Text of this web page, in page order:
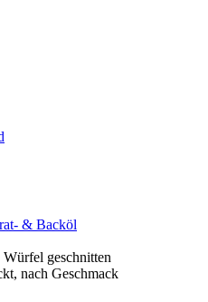
& Backöl
geschnitten
nach Geschmack